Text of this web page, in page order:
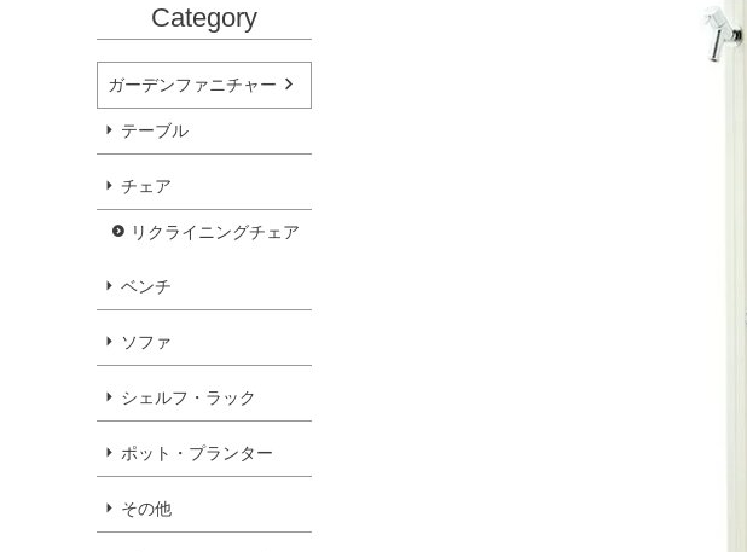
Category
ガーデンファニチャー
テーブル
チェア
リクライニングチェア
ベンチ
ソファ
シェルフ・ラック
ポット・プランター
その他